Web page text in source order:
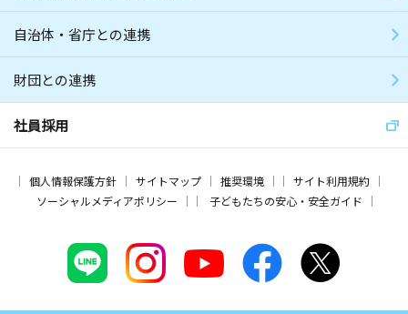
自治体・省庁との連携
財団との連携
社員採用
個人情報保護方針 サイトマップ 推奨環境
サイト利用規約
ソーシャルメディアポリシー
子どもたちの安心・安全ガイド